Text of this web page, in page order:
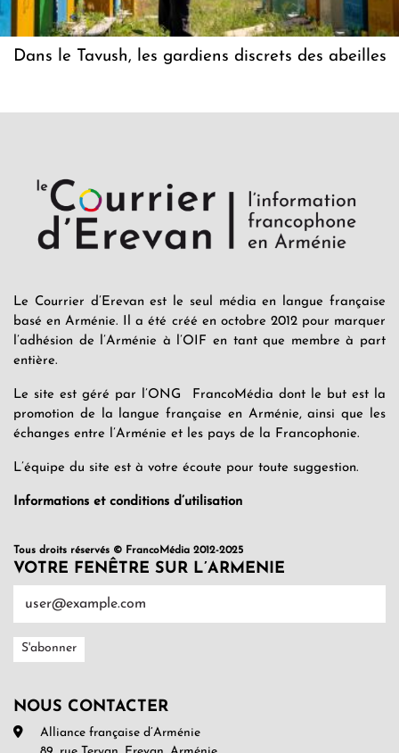
Dans le Tavush, les gardiens discrets des abeilles
Le Courrier d’Erevan est le seul média en langue française
basé en Arménie. Il a été créé en octobre 2012 pour marquer
l’adhésion de l’Arménie à l’OIF en tant que membre à part
entière.
Le site est géré par l’ONG FrancoMédia dont le but est la
promotion de la langue française en Arménie, ainsi que les
échanges entre l’Arménie et les pays de la Francophonie.
L’équipe du site est à votre écoute pour toute suggestion.
Informations et conditions d’utilisation
Tous droits réservés © FrancoMédia 2012-2025
VOTRE FENÊTRE SUR L’ARMENIE
NOUS CONTACTER
Alliance française d’Arménie